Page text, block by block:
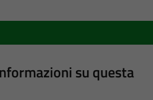
su questa